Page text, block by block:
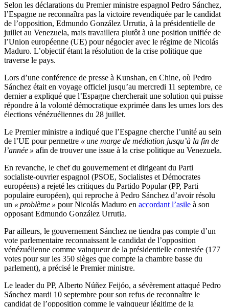
Selon les déclarations du Premier ministre espagnol Pedro Sánchez,
l’Espagne ne reconnaîtra pas la victoire revendiquée par le candidat
de l’opposition, Edmundo González Urrutia, à la présidentielle de
juillet au Venezuela, mais travaillera plutôt à une position unifiée de
l’Union européenne (UE) pour négocier avec le régime de Nicolás
Maduro. L’objectif étant la résolution de la crise politique que
traverse le pays.
Lors d’une conférence de presse à Kunshan, en Chine, où Pedro
Sánchez était en voyage officiel jusqu’au mercredi 11 septembre, ce
dernier a expliqué que l’Espagne chercherait une solution qui puisse
répondre à la volonté démocratique exprimée dans les urnes lors des
élections vénézuéliennes du 28 juillet.
Le Premier ministre a indiqué que l’Espagne cherche l’unité au sein
de l’UE pour permettre « une marge de médiation jusqu’à la fin de
l’année » afin de trouver une issue à la crise politique au Venezuela.
En revanche, le chef du gouvernement et dirigeant du Parti
socialiste-ouvrier espagnol (PSOE, Socialistes et Démocrates
européens) a rejeté les critiques du Partido Popular (PP, Parti
populaire européen), qui reproche à Pedro Sánchez d’avoir résolu
un « problème » pour Nicolás Maduro en accordant l’asile à son
opposant Edmundo González Urrutia.
Par ailleurs, le gouvernement Sánchez ne tiendra pas compte d’un
vote parlementaire reconnaissant le candidat de l’opposition
vénézuélienne comme vainqueur de la présidentielle contestée (177
votes pour sur les 350 sièges que compte la chambre basse du
parlement), a précisé le Premier ministre.
Le leader du PP, Alberto Núñez Feijóo, a sévèrement attaqué Pedro
Sánchez mardi 10 septembre pour son refus de reconnaître le
candidat de l’opposition comme le vainqueur légitime de la